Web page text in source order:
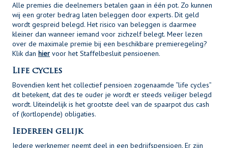
Alle premies die deelnemers betalen gaan in één pot. Zo kunnen
wij een groter bedrag laten beleggen door experts. Dit geld
wordt gespreid belegd. Het risico van beleggen is daarmee
kleiner dan wanneer iemand voor zichzelf belegt. Meer lezen
over de maximale premie bij een beschikbare premieregeling?
Klik dan hier voor het Staffelbesluit pensioenen.
Life cycles
Bovendien kent het collectief pensioen zogenaamde “life cycles”
dit betekent, dat des te ouder je wordt er steeds veiliger belegd
wordt. Uiteindelijk is het grootste deel van de spaarpot dus cash
of (kortlopende) obligaties.
Iedereen gelijk
Iedere werknemer neemt deel in een bedrijfspensioen. Er zijn